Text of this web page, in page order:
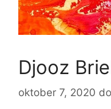
Djooz
oktober 7, 2020